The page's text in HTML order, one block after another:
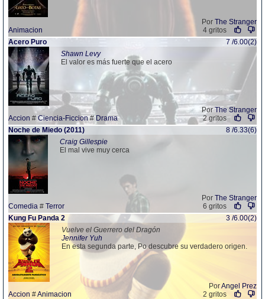
Por The Stranger
Animacion
4 gritos
Acero Puro
7 /6.00(2)
Shawn Levy
El valor es más fuerte que el acero
PorThe Stranger
Accion # Ciencia-Ficcion# Drama
2 gritos
Noche de Miedo (2011)
8 /6.33(6)
Craig Gillespie
El mal vive muy cerca
Por The Stranger
Comedia # Terror
6 gritos
Kung Fu Panda 2
3 /6.00(2)
Vuelve el Guerrero del Dragón
Jennifer Yuh
En esta segunda parte, Po descubre su verdadero origen.
PorAngel Prez
Accion #Animacion
2 gritos